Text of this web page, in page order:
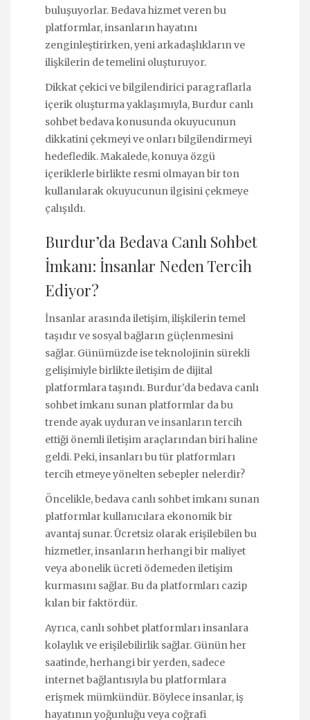
buluşuyorlar. Bedava hizmet veren bu
platformlar, insanların hayatını
zenginleştirirken, yeni arkadaşlıkların ve
ilişkilerin de temelini oluşturuyor.
Dikkat çekici ve bilgilendirici paragraflarla
içerik oluşturma yaklaşımıyla, Burdur canlı
sohbet bedava konusunda okuyucunun
dikkatini çekmeyi ve onları bilgilendirmeyi
hedefledik. Makalede, konuya özgü
içeriklerle birlikte resmi olmayan bir ton
kullanılarak okuyucunun ilgisini çekmeye
çalışıldı.
Burdur’da Bedava Canlı Sohbet
İmkanı: İnsanlar Neden Tercih
Ediyor?
İnsanlar arasında iletişim, ilişkilerin temel
taşıdır ve sosyal bağların güçlenmesini
sağlar. Günümüzde ise teknolojinin sürekli
gelişimiyle birlikte iletişim de dijital
platformlara taşındı. Burdur'da bedava canlı
sohbet imkanı sunan platformlar da bu
trende ayak uyduran ve insanların tercih
ettiği önemli iletişim araçlarından biri haline
geldi. Peki, insanları bu tür platformları
tercih etmeye yönelten sebepler nelerdir?
Öncelikle, bedava canlı sohbet imkanı sunan
platformlar kullanıcılara ekonomik bir
avantaj sunar. Ücretsiz olarak erişilebilen bu
hizmetler, insanların herhangi bir maliyet
veya abonelik ücreti ödemeden iletişim
kurmasını sağlar. Bu da platformları cazip
kılan bir faktördür.
Ayrıca, canlı sohbet platformları insanlara
kolaylık ve erişilebilirlik sağlar. Günün her
saatinde, herhangi bir yerden, sadece
internet bağlantısıyla bu platformlara
erişmek mümkündür. Böylece insanlar, iş
hayatının yoğunluğu veya coğrafi